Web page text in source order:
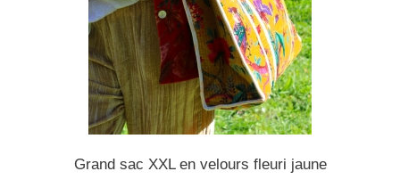
Grand sac XXL en velours fleuri jaune